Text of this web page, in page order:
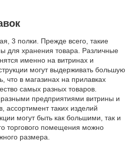
3 полки. Прежде всего, такие
для хранения товара. Различные
именно на витринах и
могут выдерживать большую
что в магазинах на прилавках
самых разных товаров.
предприятиями витрины и
ассортимент таких изделий
могут быть как большими, так и
торгового помещения можно
размера.